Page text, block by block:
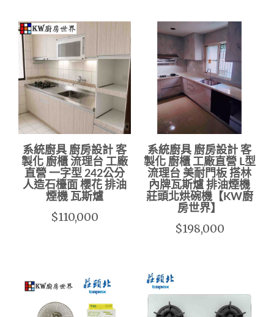
系統廚具 廚房設計 客
製化 廚櫃 流理台 工廠
直營 一字型 242公分
人造石檯面 櫻花 排油
煙機 瓦斯爐
$110,000
系統廚具 廚房設計 客
製化 廚櫃 工廠直營 L型
流理台 美耐門板 搭林
內牌瓦斯爐 排油煙機
莊頭北烘碗機【KW廚
房世界】
$198,000